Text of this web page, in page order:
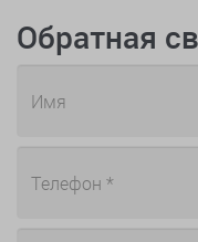
Обратная